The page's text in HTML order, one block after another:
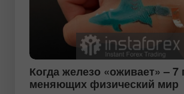
Когда железо «оживает» – 7
меняющих физический мир